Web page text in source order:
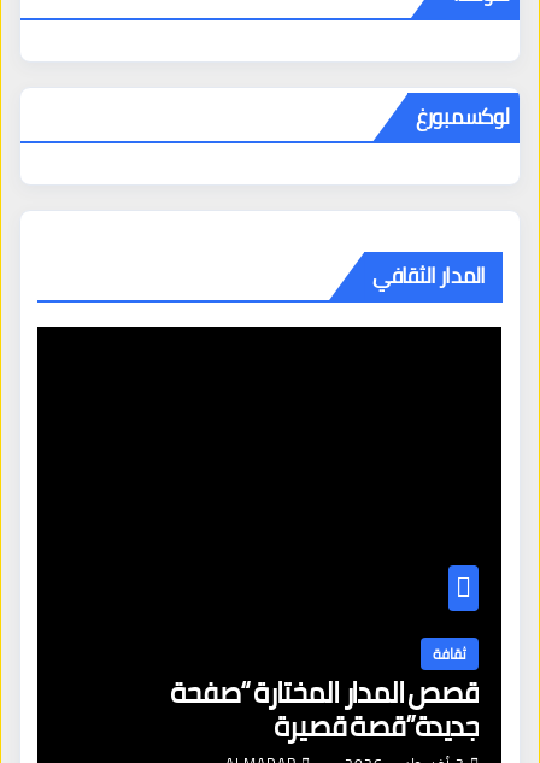
لوكسمبورغ
المدار الثقافي
ثقافة
قصص المدار المختارة “صفحة
جديدة”قصة قصيرة